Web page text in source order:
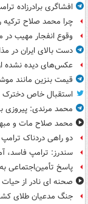
افشاگری برادرزاده
چرا محمد صلاح ترکیه
وقوع انفجار مهیب در
دست بالای ایران در
عکس‌های دیده نشده
قیمت بنزین مانند
استقبال خاص دخترک
محمد مرندی: پیروزی
محمد صلاح مات و
دو راهی دردناک
سندرز: ترامپ فاسد،
پاسخ تأمین‌اجتماعی
صحنه ای نادر از
جنگ مدعیان طلای